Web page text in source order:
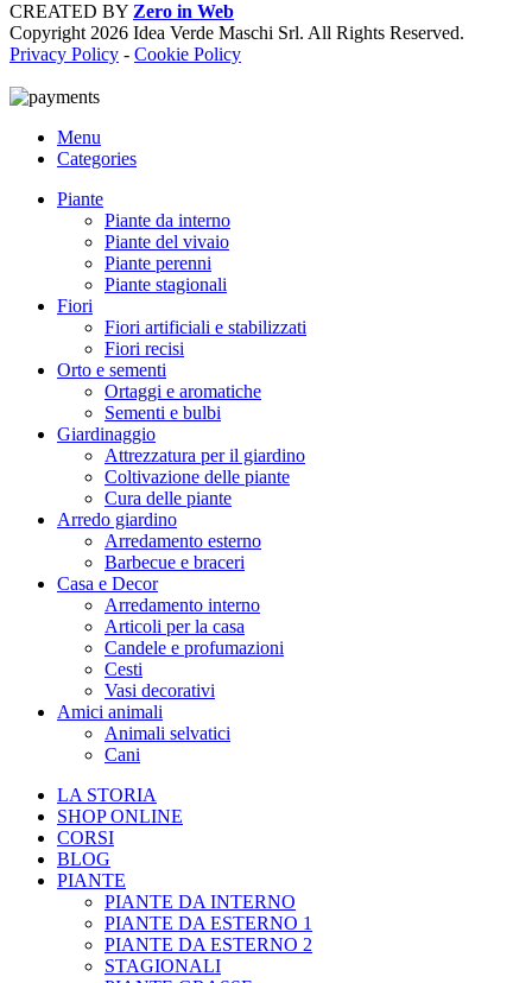
CREATED BY Zero in Web
Copyright 2026 Idea Verde Maschi Srl. All Rights Reserved.
Privacy Policy - Cookie Policy
Menu
Categories
Piante
Piante da interno
Piante del vivaio
Piante perenni
Piante stagionali
Fiori
Fiori artificiali e stabilizzati
Fiori recisi
Orto e sementi
Ortaggi e aromatiche
Sementi e bulbi
Giardinaggio
Attrezzatura per il giardino
Coltivazione delle piante
Cura delle piante
Arredo giardino
Arredamento esterno
Barbecue e braceri
Casa e Decor
Arredamento interno
Articoli per la casa
Candele e profumazioni
Cesti
Vasi decorativi
Amici animali
Animali selvatici
Cani
LA STORIA
SHOP ONLINE
CORSI
BLOG
PIANTE
PIANTE DA INTERNO
PIANTE DA ESTERNO 1
PIANTE DA ESTERNO 2
STAGIONALI